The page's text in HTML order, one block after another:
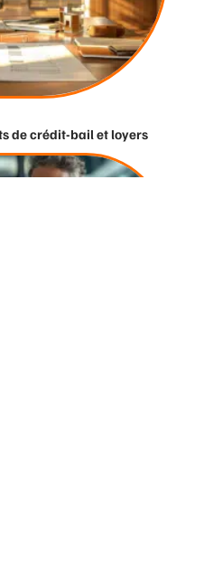
de crédit-bail et loyers